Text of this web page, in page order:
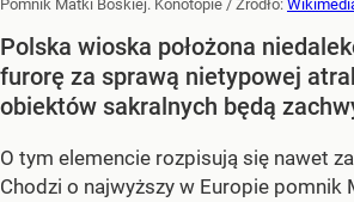
Pomnik Matki Boskiej. Konotopie / Źródło:
Polska wioska położona
furorę za sprawą nietypowej
obiektów sakralnych będą
O tym elemencie rozpisują się nawet
Chodzi o najwyższy w Europie pomnik